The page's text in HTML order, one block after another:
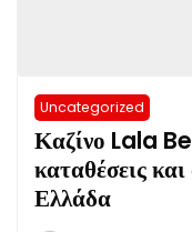
Uncategorized
Καζίνο Lala
καταθέσεις
Ελλάδα